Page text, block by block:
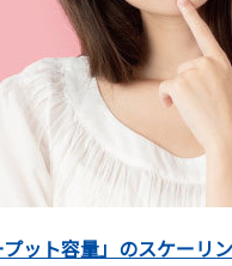
プット容量」のスケーリ